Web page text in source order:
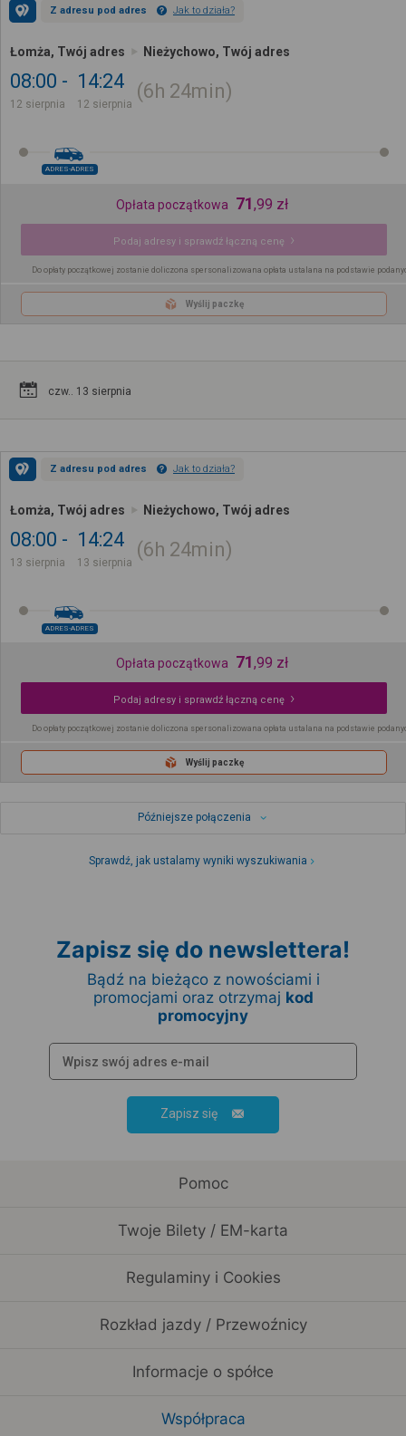
Z adresu pod adres Jak to działa?
Łomża, Twój adres Nieżychowo, Twój adres
08:00
12 sierpnia
14:24
12 sierpnia
6h 24min
ADRES-ADRES
Opłata początkowa 71,99 zł
Podaj adresy i sprawdź łączną cenę
Do opłaty początkowej zostanie doliczona spersonalizowana opłata ustalana na podstawie
Wyślij paczkę
czw.. 13 sierpnia
Z adresu pod adres Jak to działa?
Łomża, Twój adres Nieżychowo, Twój adres
08:00
13 sierpnia
14:24
13 sierpnia
6h 24min
ADRES-ADRES
Opłata początkowa 71,99 zł
Podaj adresy i sprawdź łączną cenę
Do opłaty początkowej zostanie doliczona spersonalizowana opłata ustalana na podstawie
Wyślij paczkę
Późniejsze połączenia
Sprawdź, jak ustalamy wyniki wyszukiwania
Zapisz się do newslettera!
Bądź na bieżąco z nowościami i
promocjami oraz otrzymaj kod
promocyjny
Zapisz się
Pomoc
Twoje Bilety / EM-karta
Regulaminy i Cookies
Rozkład jazdy / Przewoźnicy
Informacje o spółce
Współpraca